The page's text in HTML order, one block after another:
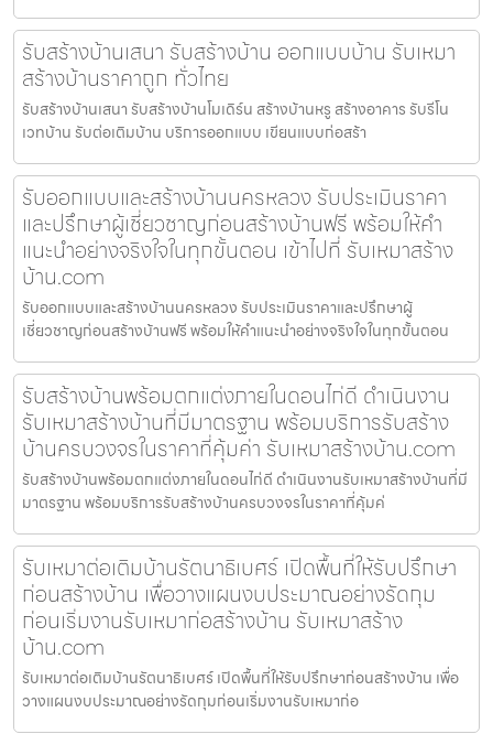
รับสร้างบ้านเสนา รับสร้างบ้าน ออกแบบบ้าน รับเหมา
สร้างบ้านราคาถูก ทั่วไทย
รับสร้างบ้านเสนา รับสร้างบ้านโมเดิร์น สร้างบ้านหรู สร้างอาคาร รับรีโน
เวทบ้าน รับต่อเติมบ้าน บริการออกแบบ เขียนแบบก่อสร้า
รับออกแบบและสร้างบ้านนครหลวง รับประเมินราคา
และปรึกษาผู้เชี่ยวชาญก่อนสร้างบ้านฟรี พร้อมให้คำ
แนะนำอย่างจริงใจในทุกขั้นตอน เข้าไปที่ รับเหมาสร้าง
บ้าน.com
รับออกแบบและสร้างบ้านนครหลวง รับประเมินราคาและปรึกษาผู้
เชี่ยวชาญก่อนสร้างบ้านฟรี พร้อมให้คำแนะนำอย่างจริงใจในทุกขั้นตอน
รับสร้างบ้านพร้อมตกแต่งภายในดอนไก่ดี ดำเนินงาน
รับเหมาสร้างบ้านที่มีมาตรฐาน พร้อมบริการรับสร้าง
บ้านครบวงจรในราคาที่คุ้มค่า รับเหมาสร้างบ้าน.com
รับสร้างบ้านพร้อมตกแต่งภายในดอนไก่ดี ดำเนินงานรับเหมาสร้างบ้านที่มี
มาตรฐาน พร้อมบริการรับสร้างบ้านครบวงจรในราคาที่คุ้มค่
รับเหมาต่อเติมบ้านรัตนาธิเบศร์ เปิดพื้นที่ให้รับปรึกษา
ก่อนสร้างบ้าน เพื่อวางแผนงบประมาณอย่างรัดกุม
ก่อนเริ่มงานรับเหมาก่อสร้างบ้าน รับเหมาสร้าง
บ้าน.com
รับเหมาต่อเติมบ้านรัตนาธิเบศร์ เปิดพื้นที่ให้รับปรึกษาก่อนสร้างบ้าน เพื่อ
วางแผนงบประมาณอย่างรัดกุมก่อนเริ่มงานรับเหมาก่อ